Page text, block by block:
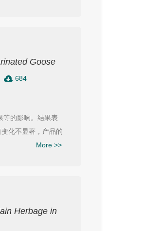
Goose
684
等的影响。结果表
化不显著，产品的
More >>
Herbage in